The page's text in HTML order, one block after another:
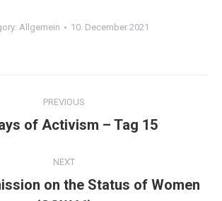
Allgemein 10. December 2021
PREVIOUS
Previous
of Activism – Tag 15
NEXT
Next
on the Status of Women